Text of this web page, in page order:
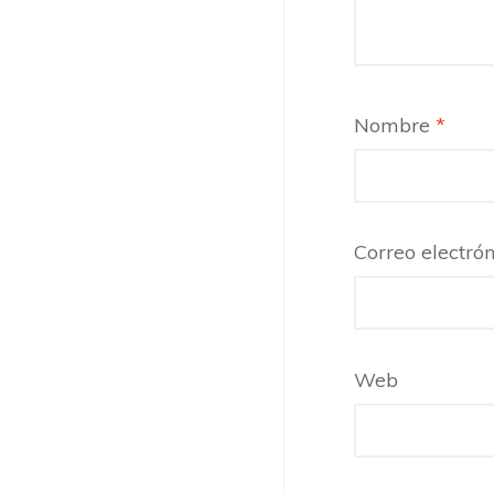
Nombre *
Correo
Web